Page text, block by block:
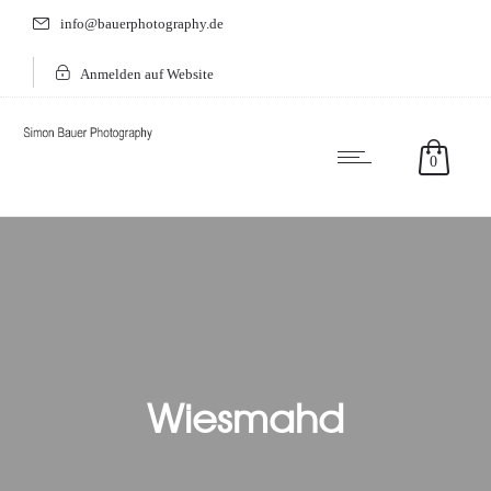
info@bauerphotography.de
Anmelden auf Website
0
Wiesmahd